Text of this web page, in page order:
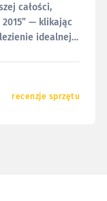
całości,
— klikając
pominięta.
recenzje sprzętu